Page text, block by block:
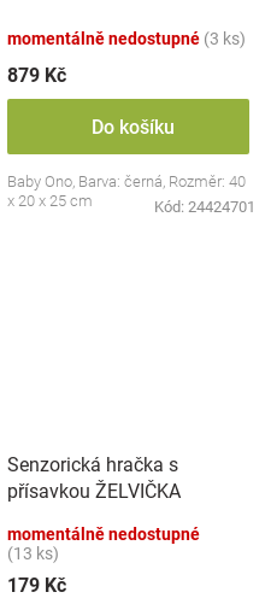
momentálně nedostupné (3 ks)
879 Kč
Do košíku
Baby Ono, Barva: černá, Rozměr: 40
x 20 x 25 cm
Kód: 24424701
Senzorická hračka s
přísavkou ŽELVIČKA
momentálně nedostupné
(13 ks)
179 Kč